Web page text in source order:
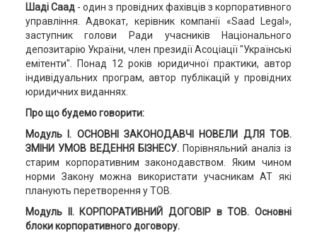
Шаді Саад - один з провідних фахівців з корпоративного
управління. Адвокат, керівник компанії «Saad Legal»,
заступник голови Ради учасників Національного
депозитарію України, член президії Асоціації "Українські
емітенти". Понад 12 років юридичної практики, автор
індивідуальних програм, автор публікацій у провідних
юридичних виданнях.
Про що будемо говорити:
Модуль I. ОСНОВНІ ЗАКОНОДАВЧІ НОВЕЛИ ДЛЯ ТОВ.
ЗМІНИ УМОВ ВЕДЕННЯ БІЗНЕСУ. Порівняльний аналіз із
старим корпоративним законодавством. Яким чином
норми Закону можна використати учасникам АТ які
планують перетворення у ТОВ.
Модуль II. КОРПОРАТИВНИЙ ДОГОВІР в ТОВ. Основні
блоки корпоративного договору.